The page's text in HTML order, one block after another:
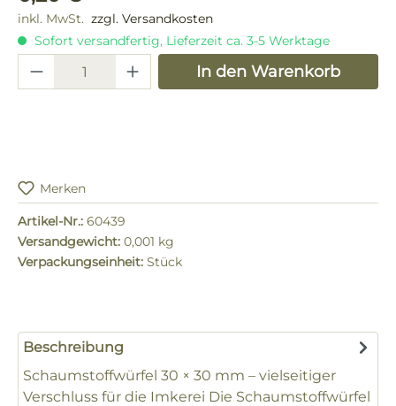
inkl. MwSt. zzgl. Versandkosten
Sofort versandfertig, Lieferzeit ca. 3-5 Werktage
Produkt Anzahl: Gib denIn den Warenkorb
Merken
Artikel-Nr.: 60439
Versandgewicht: 0,001 kg
Verpackungseinheit: Stück
Beschreibung
Schaumstoffwürfel 30 × 30 mm – vielseitiger
Verschluss für die Imkerei Die Schaumstoffwürfel